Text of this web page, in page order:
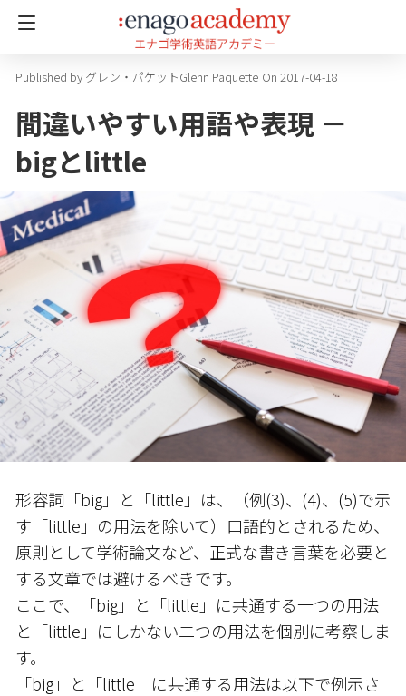
グレン・パケットGlenn Paquette On 2017-04-18
間違いやすい用語や表現 －
bigとlittle
形容詞「big」と「little」は、（例(3)、(4)、(5)で示
す「little」の用法を除いて）口語的とされるため、
原則として学術論文など、正式な書き言葉を必要と
する文章では避けるべきです。
ここで、「big」と「little」に共通する一つの用法
と「little」にしかない二つの用法を個別に考察しま
す。
「big」と「little」に共通する用法は以下で例示さ